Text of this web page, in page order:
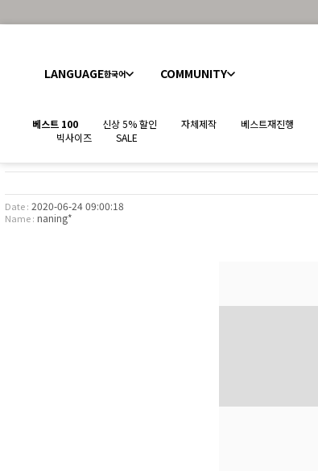
LANGUAGE한국어 COMMUNITY
베스트 100 신상 5% 할인 자체제작 베스트재진행
빅사이즈
SALE
Date : 2020-06-24 09:00:18
Name : naning*